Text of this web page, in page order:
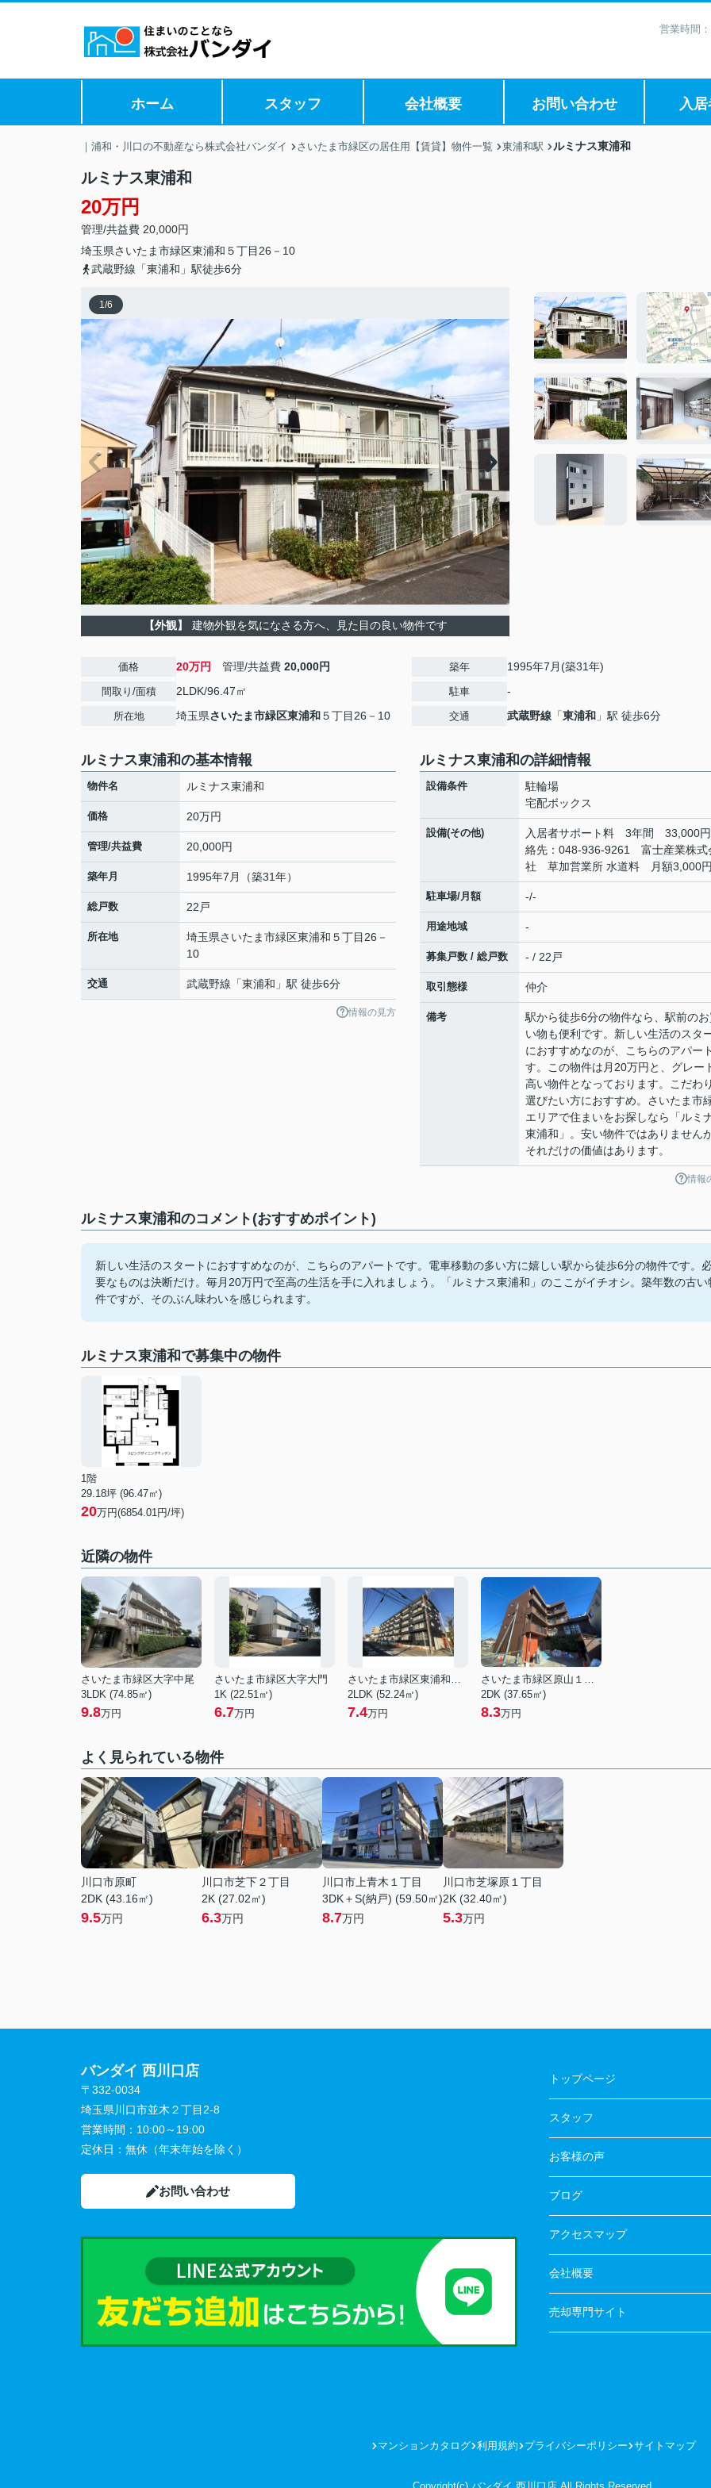
営業時間
ホーム スタッフ 会社概要 お問い合わせ 入
｜浦和・川口の不動産なら株式会社バンダイ さいたま市緑区の居住用【賃貸】物件一覧 東浦和駅 ルミナス東浦和
ルミナス東浦和
20万円
管理/共益費 20,000円
埼玉県さいたま市緑区東浦和 ５丁目26－10
武蔵野線「東浦和」駅徒歩6分
1/6
【外観】 建物外観を気になさる方へ、見た目の良い物件です
価格 20万円 管理/共益費 20,000円
間取り/面積 2LDK/96.47㎡
所在地 埼玉県さいたま市緑区東浦和５丁目26－10
築年 1995年7月(築31年)
駐車 -
交通 武蔵野線 「東浦和 」駅 徒歩6分
ルミナス東浦和の基本情報
物件名 ルミナス東浦和
価格 20万円
管理/共益費 20,000円
築年月 1995年7月（築31年）
総戸数 22戸
所在地 埼玉県さいたま市緑区東浦和 ５丁目26－
10
交通 武蔵野線 「東浦和 」駅 徒歩6分
情報の見方
ルミナス東浦和の詳細情報
設備条件
駐輪場
宅配ボックス
設備(その他)
入居者サポート料 3年間 33,000
絡先：048-936-9261 富士産業株式
社 草加営業所 水道料 月額3,000円
駐車場/月額 -/-
用途地域 -
募集戸数 / 総戸数 - / 22戸
取引態様 仲介
備考
駅から徒歩6分の物件なら、駅前のお
い物も便利です。新しい生活のスタ
におすすめなのが、こちらのアパー
す。この物件は月20万円と、グレー
高い物件となっております。こだわ
選びたい方におすすめ。さいたま市
エリアで住まいをお探しなら「ルミ
東浦和」。安い物件ではありませんが
それだけの価値はあります。
情報
ルミナス東浦和のコメント(おすすめポイント)
新しい生活のスタートにおすすめなのが、こちらのアパートです。電車移動の多い方に嬉しい駅から徒歩6分の物件です。
要なものは決断だけ。毎月20万円で至高の生活を手に入れましょう。「ルミナス東浦和」のここがイチオシ。築年数の古い
件ですが、そのぶん味わいを感じられます。
ルミナス東浦和で募集中の物件
1階
29.18坪 (96.47㎡)
20万円(6854.01円/坪)
近隣の物件
さいたま市緑区大字中尾
3LDK (74.85㎡)
9.8万円
さいたま市緑区大字大門
1K (22.51㎡)
6.7万円
さいたま市緑区東浦和７丁目
2LDK (52.24㎡)
7.4万円
さいたま市緑区原山１丁目
2DK (37.65㎡)
8.3万円
よく見られている物件
川口市原町
2DK (43.16㎡)
9.5万円
川口市芝下２丁目
2K (27.02㎡)
6.3万円
川口市上青木１丁目
3DK＋S(納戸) (59.50㎡)
8.7万円
川口市芝塚原１丁目
2K (32.40㎡)
5.3万円
バンダイ 西川口店
〒332-0034
埼玉県川口市並木２丁目2-8
営業時間： 10:00～19:00
定休日： 無休（年末年始を除く）
お問い合わせ
トップページ
スタッフ
お客様の声
ブログ
アクセスマップ
会社概要
売却専門サイト
マンションカタログ 利用規約 プライバシーポリシー サイトマップ